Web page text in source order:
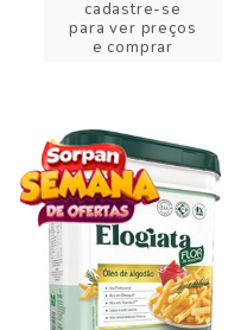
cadastre-se
para ver preços
e comprar